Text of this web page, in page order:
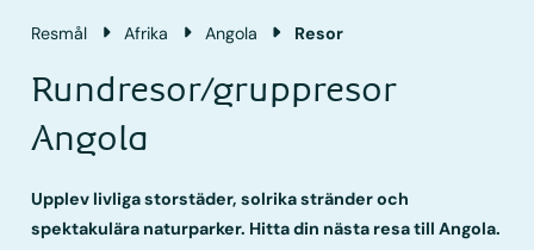
Resmål Afrika Angola Resor
Rundresor/gruppresor
Angola
Upplev livliga storstäder, solrika stränder och
spektakulära naturparker. Hitta din nästa resa till Angola.